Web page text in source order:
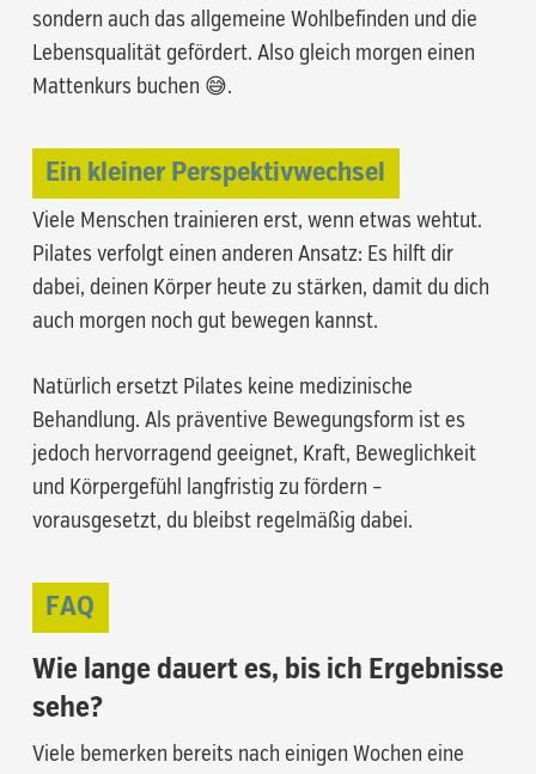
sondern auch das allgemeine Wohlbefinden und die
Lebensqualität gefördert. Also gleich morgen einen
Mattenkurs buchen 😅.
Ein kleiner Perspektivwechsel
Viele Menschen trainieren erst, wenn etwas wehtut.
Pilates verfolgt einen anderen Ansatz: Es hilft dir
dabei, deinen Körper heute zu stärken, damit du dich
auch morgen noch gut bewegen kannst.
Natürlich ersetzt Pilates keine medizinische
Behandlung. Als präventive Bewegungsform ist es
jedoch hervorragend geeignet, Kraft, Beweglichkeit
und Körpergefühl langfristig zu fördern –
vorausgesetzt, du bleibst regelmäßig dabei.
FAQ
Wie lange dauert es, bis ich Ergebnisse
sehe?
Viele bemerken bereits nach einigen Wochen eine